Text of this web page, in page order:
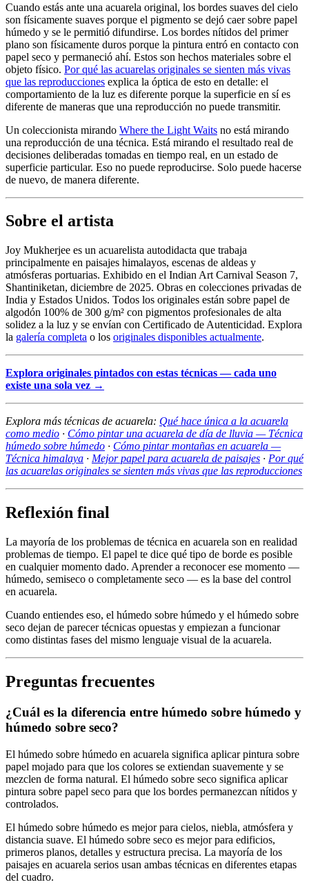
Cuando estás ante una acuarela original, los bordes suaves del cielo
son físicamente suaves porque el pigmento se dejó caer sobre papel
húmedo y se le permitió difundirse. Los bordes nítidos del primer
plano son físicamente duros porque la pintura entró en contacto con
papel seco y permaneció ahí. Estos son hechos materiales sobre el
objeto físico. Por qué las acuarelas originales se sienten más vivas
que las reproducciones explica la óptica de esto en detalle: el
comportamiento de la luz es diferente porque la superficie en sí es
diferente de maneras que una reproducción no puede transmitir.
Un coleccionista mirando Where the Light Waits no está mirando
una reproducción de una técnica. Está mirando el resultado real de
decisiones deliberadas tomadas en tiempo real, en un estado de
superficie particular. Eso no puede reproducirse. Solo puede hacerse
de nuevo, de manera diferente.
Sobre el artista
Joy Mukherjee es un acuarelista autodidacta que trabaja
principalmente en paisajes himalayos, escenas de aldeas y
atmósferas portuarias. Exhibido en el Indian Art Carnival Season 7,
Shantiniketan, diciembre de 2025. Obras en colecciones privadas de
India y Estados Unidos. Todos los originales están sobre papel de
algodón 100% de 300 g/m² con pigmentos profesionales de alta
solidez a la luz y se envían con Certificado de Autenticidad. Explora
la galería completa o los originales disponibles actualmente.
Explora originales pintados con estas técnicas — cada uno
existe una sola vez →
Explora más técnicas de acuarela: Qué hace única a la acuarela
como medio · Cómo pintar una acuarela de día de lluvia — Técnica
húmedo sobre húmedo · Cómo pintar montañas en acuarela —
Técnica himalaya · Mejor papel para acuarela de paisajes · Por qué
las acuarelas originales se sienten más vivas que las reproducciones
Reflexión final
La mayoría de los problemas de técnica en acuarela son en realidad
problemas de tiempo. El papel te dice qué tipo de borde es posible
en cualquier momento dado. Aprender a reconocer ese momento —
húmedo, semiseco o completamente seco — es la base del control
en acuarela.
Cuando entiendes eso, el húmedo sobre húmedo y el húmedo sobre
seco dejan de parecer técnicas opuestas y empiezan a funcionar
como distintas fases del mismo lenguaje visual de la acuarela.
Preguntas frecuentes
¿Cuál es la diferencia entre húmedo sobre húmedo y
húmedo sobre seco?
El húmedo sobre húmedo en acuarela significa aplicar pintura sobre
papel mojado para que los colores se extiendan suavemente y se
mezclen de forma natural. El húmedo sobre seco significa aplicar
pintura sobre papel seco para que los bordes permanezcan nítidos y
controlados.
El húmedo sobre húmedo es mejor para cielos, niebla, atmósfera y
distancia suave. El húmedo sobre seco es mejor para edificios,
primeros planos, detalles y estructura precisa. La mayoría de los
paisajes en acuarela serios usan ambas técnicas en diferentes etapas
del cuadro.